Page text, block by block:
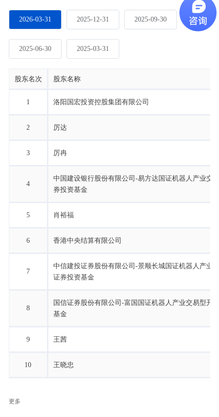
2026-03-31 2025-12-31 2025-09-30
2025-06-30 2025-03-31
股东名次 股东名称
1 洛阳国宏投资控股集团有限公司
2 厉达
3 厉冉
4
中国建设银行股份有限公司-易方达国证机器人产业交
券投资基金
5 肖裕福
6 香港中央结算有限公司
7
中信建投证券股份有限公司-景顺长城国证机器人产业
证券投资基金
8
国信证券股份有限公司-富国国证机器人产业交易型开
基金
9 王茜
10 王晓忠
更多